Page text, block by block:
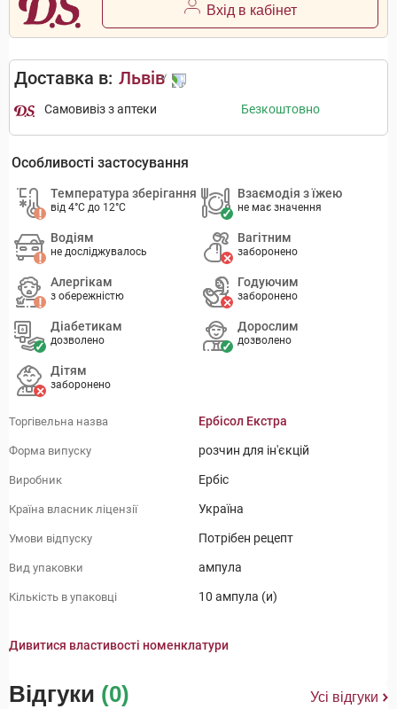
Вхід в кабінет
Доставка в: Львів
Самовивіз з аптеки Безкоштовно
Особливості застосування
Температура зберігання
від 4°C до 12°C
Взаємодія з їжею
не має значення
Водіям
не досліджувалось
Вагітним
заборонено
Алергікам
з обережністю
Годуючим
заборонено
Діабетикам
дозволено
Дорослим
дозволено
Дітям
заборонено
Торгівельна назва Ербісол Екстра
Форма випуску розчин для ін'єкцій
Виробник Ербіс
Країна власник ліцензії Україна
Умови відпуску Потрібен рецепт
Вид упаковки ампула
Кількість в упаковці 10 ампула (и)
Дивитися властивості номенклатури
Відгуки (0) Усі відгуки